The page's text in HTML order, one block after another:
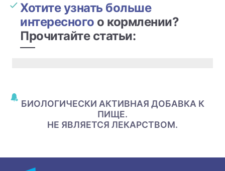
Хотите узнать больше
интересного о кормлении?
Прочитайте статьи:
БИОЛОГИЧЕСКИ АКТИВНАЯ ДОБАВКА К
ПИЩЕ.
НЕ ЯВЛЯЕТСЯ ЛЕКАРСТВОМ.